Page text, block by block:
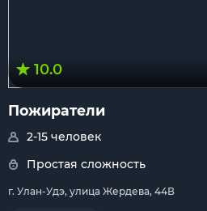
10.0
Пожиратели
2-15 человек
Простая сложность
г. Улан-Удэ, улица Жердева, 44В